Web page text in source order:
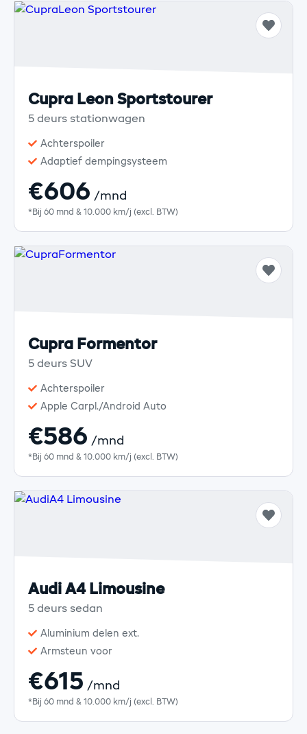
Cupra Leon Sportstourer
5 deurs stationwagen
Achterspoiler
Adaptief dempingsysteem
€606 /mnd
*Bij 60 mnd & 10.000 km/j (excl. BTW)
Cupra Formentor
5 deurs SUV
Achterspoiler
Apple Carpl./Android Auto
€586 /mnd
*Bij 60 mnd & 10.000 km/j (excl. BTW)
Audi A4 Limousine
5 deurs sedan
Aluminium delen ext.
Armsteun voor
€615 /mnd
*Bij 60 mnd & 10.000 km/j (excl. BTW)